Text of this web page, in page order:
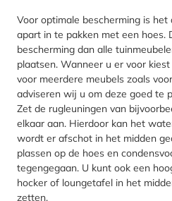
Voor optimale bescherming is
apart in te pakken met een hoes.
bescherming dan alle
plaatsen. Wanneer u er voor
voor meerdere meubels zoals
adviseren wij u om deze goed te
Zet de rugleuningen van
elkaar aan. Hierdoor kan het
wordt er afschot in het midden
plassen op de hoes en
tegengegaan. U kunt ook een
hocker of loungetafel in het
zetten.